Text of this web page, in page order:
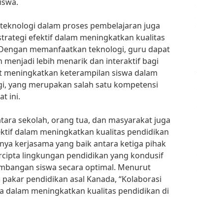
dalam proses pembelajaran juga
efektif dalam meningkatkan kualitas
memanfaatkan teknologi, guru dapat
menjadi lebih menarik dan interaktif bagi
meningkatkan keterampilan siswa dalam
yang merupakan salah satu kompetensi
ini.
sekolah, orang tua, dan masyarakat juga
dalam meningkatkan kualitas pendidikan
kerjasama yang baik antara ketiga pihak
lingkungan pendidikan yang kondusif
siswa secara optimal. Menurut
pendidikan asal Kanada, “Kolaborasi
dalam meningkatkan kualitas pendidikan di